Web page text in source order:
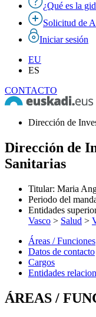
¿Qué es la
Solicitud de
Iniciar sesión
EU
ES
CONTACTO
Dirección de
Dirección de
Sanitarias
Titular: Maria
Periodo del
Entidades
Vasco > Salud >
Áreas / Funciones
Datos de contacto
Cargos
Entidades
ÁREAS /